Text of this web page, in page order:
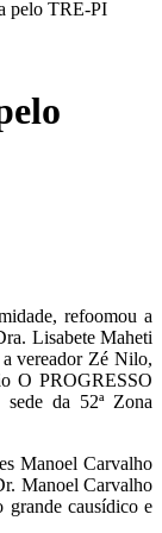
pelo TRE-PI
refoomou a
Lisabete Maheti
vereador Zé Nilo,
O PROGRESSO
da 52ª Zona
Manoel Carvalho
Manoel Carvalho
causídico e